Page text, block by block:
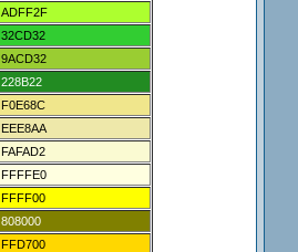
ADFF2F
32CD32
9ACD32
228B22
F0E68C
EEE8AA
FAFAD2
FFFFE0
FFFF00
808000
FFD700